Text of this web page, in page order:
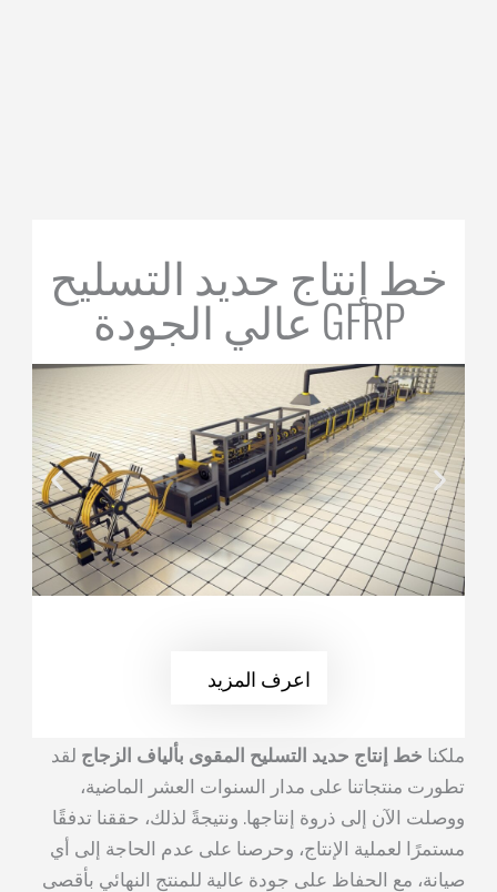
خط إنتاج حديد التسليح
GFRP عالي الجودة
اعرف المزيد
ملكنا خط إنتاج حديد التسليح المقوى بألياف الزجاج لقد
تطورت منتجاتنا على مدار السنوات العشر الماضية،
ووصلت الآن إلى ذروة إنتاجها. ونتيجةً لذلك، حققنا تدفقًا
مستمرًا لعملية الإنتاج، وحرصنا على عدم الحاجة إلى أي
صيانة، مع الحفاظ على جودة عالية للمنتج النهائي بأقصى